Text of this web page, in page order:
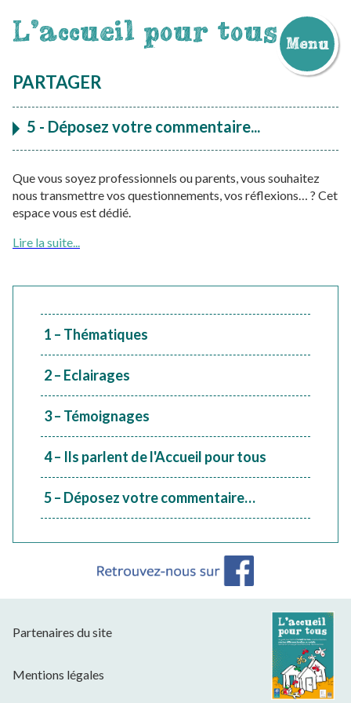
L'accueil pour tous Menu
au
PARTAGER
5 - Déposez votre commentaire...
Que vous soyez professionnels ou parents, vous souhaitez
nous transmettre vos questionnements, vos réflexions… ? Cet
espace vous est dédié.
Lire la suite...
1 – Thématiques
2 – Eclairages
3 – Témoignages
4 – Ils parlent de l'Accueil pour tous
5 – Déposez votre commentaire…
Partenaires du site
Mentions légales